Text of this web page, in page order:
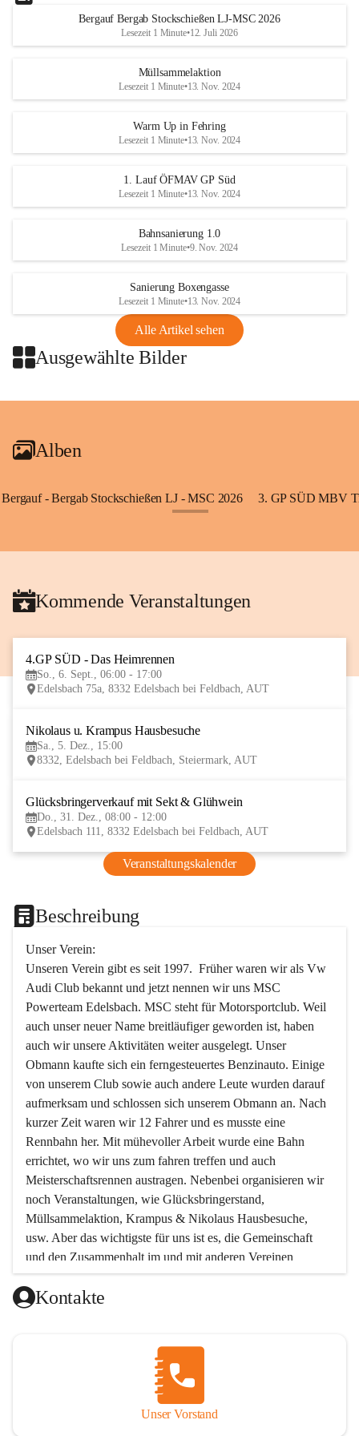
Bergauf Bergab Stockschießen LJ-MSC 2026
Lesezeit 1 Minute•12. Juli 2026
Müllsammelaktion
Lesezeit 1 Minute•13. Nov. 2024
Warm Up in Fehring
Lesezeit 1 Minute•13. Nov. 2024
1. Lauf ÖFMAV GP Süd
Lesezeit 1 Minute•13. Nov. 2024
Bahnsanierung 1.0
Lesezeit 1 Minute•9. Nov. 2024
Sanierung Boxengasse
Lesezeit 1 Minute•13. Nov. 2024
Alle Artikel sehen
Ausgewählte Bilder
+2
Alben
Bergauf - Bergab Stockschießen LJ - MSC 2026 3. GP SÜD MBV
Kommende Veranstaltungen
4.GP SÜD - Das Heimrennen
So., 6. Sept., 06:00 - 17:00
Edelsbach 75a, 8332 Edelsbach bei Feldbach, AUT
Nikolaus u. Krampus Hausbesuche
Sa., 5. Dez., 15:00
8332, Edelsbach bei Feldbach, Steiermark, AUT
Glücksbringerverkauf mit Sekt & Glühwein
Do., 31. Dez., 08:00 - 12:00
Edelsbach 111, 8332 Edelsbach bei Feldbach, AUT
Veranstaltungskalender
Beschreibung
Unser Verein:
Unseren Verein gibt es seit 1997.  Früher waren wir als Vw
Audi Club bekannt und jetzt nennen wir uns MSC
Powerteam Edelsbach. MSC steht für Motorsportclub. Weil
auch unser neuer Name breitläufiger geworden ist, haben
auch wir unsere Aktivitäten weiter ausgelegt. Unser
Obmann kaufte sich ein ferngesteuertes Benzinauto. Einige
von unserem Club sowie auch andere Leute wurden darauf
aufmerksam und schlossen sich unserem Obmann an. Nach
kurzer Zeit waren wir 12 Fahrer und es musste eine
Rennbahn her. Mit mühevoller Arbeit wurde eine Bahn
errichtet, wo wir uns zum fahren treffen und auch
Meisterschaftsrennen austragen. Nebenbei organisieren wir
noch Veranstaltungen, wie Glücksbringerstand,
Müllsammelaktion, Krampus & Nikolaus Hausbesuche,
usw. Aber das wichtigste für uns ist es, die Gemeinschaft
und den Zusammenhalt im und mit anderen Vereinen
aufrecht zu erhalten!!! Möchtest Du uns kennen lernen, oder
unserem Verein beitreten wollen, so melde Dich bei uns !
Unterstützendes Mitglied Eur 12.-
Beinhaltet: Einladung zur Jahreshauptversammlung
Aktives Mitglied Jugend Eur 30.-
Kontakte
Unser Vorstand